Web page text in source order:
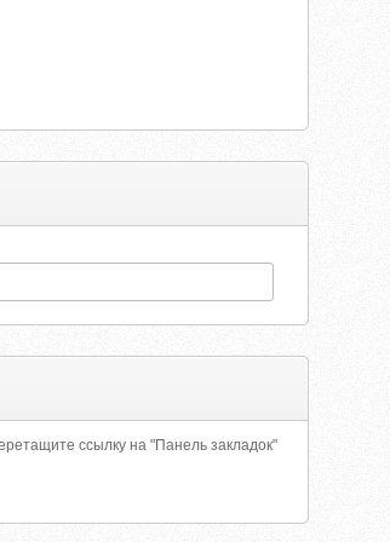
ссылку на "Панель закладок"